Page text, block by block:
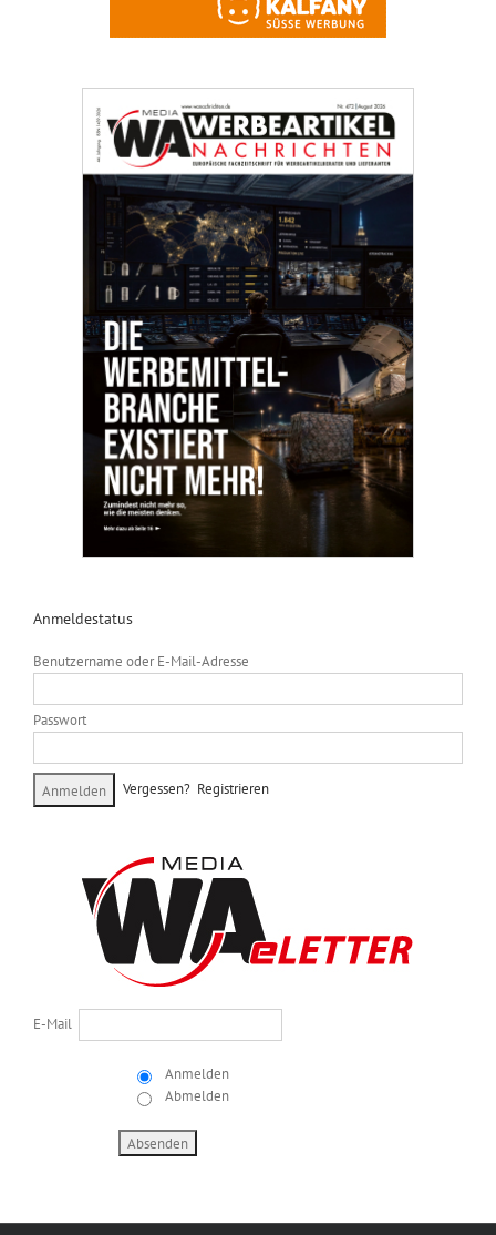
Anmeldestatus
Benutzername oder E-Mail-Adresse
Passwort
Vergessen? Registrieren
E-Mail
Anmelden
Abmelden